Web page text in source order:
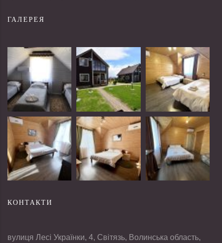
ГАЛЕРЕЯ
КОНТАКТИ
вулиця Лесі Українки, 4, Світязь, Волинська область,